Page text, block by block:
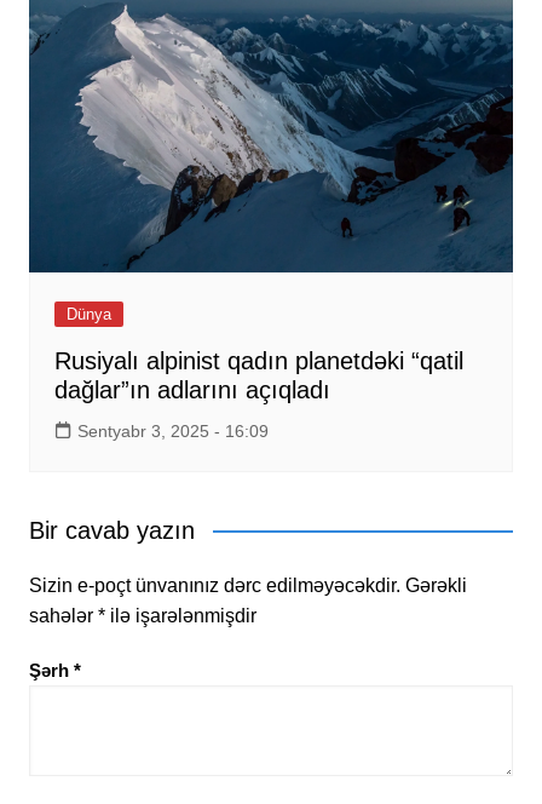
Dünya
Rusiyalı alpinist qadın planetdəki “qatil
dağlar”ın adlarını açıqladı
Sentyabr 3, 2025 - 16:09
Bir cavab yazın
Sizin e-poçt ünvanınız dərc edilməyəcəkdir. Gərəkli
sahələr *ilə işarələnmişdir
Şərh *